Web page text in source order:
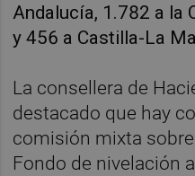
Andalucía, 1.782 a la
y 456 a Castilla-La
La consellera de
destacado que hay
comisión mixta
Fondo de nivelación